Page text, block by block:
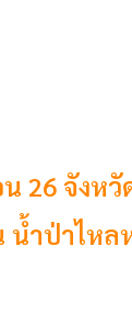
26 จังห
ำป่าไห